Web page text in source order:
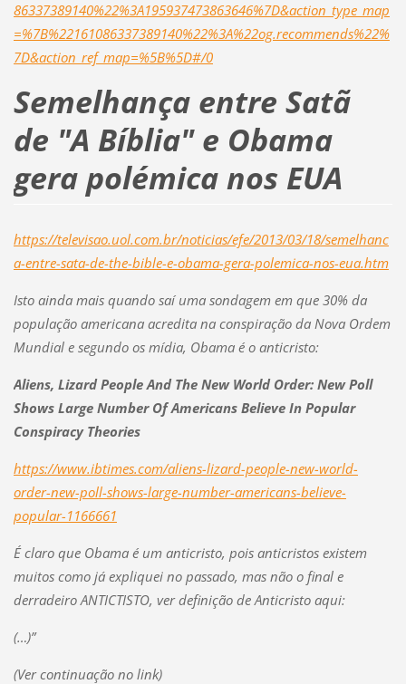
86337389140%22%3A195937473863646%7D&action_type_map
=%7B%22161086337389140%22%3A%22og.recommends%22%
7D&action_ref_map=%5B%5D#/0
Semelhança entre Satã
de "A Bíblia" e Obama
gera polémica nos EUA
https://televisao.uol.com.br/noticias/efe/2013/03/18/semelhanc
a-entre-sata-de-the-bible-e-obama-gera-polemica-nos-eua.htm
Isto ainda mais quando saí uma sondagem em que 30% da
população americana acredita na conspiração da Nova Ordem
Mundial e segundo os mídia, Obama é o anticristo:
Aliens, Lizard People And The New World Order: New Poll
Shows Large Number Of Americans Believe In Popular
Conspiracy Theories
https://www.ibtimes.com/aliens-lizard-people-new-world-
order-new-poll-shows-large-number-americans-believe-
popular-1166661
É claro que Obama é um anticristo, pois anticristos existem
muitos como já expliquei no passado, mas não o final e
derradeiro ANTICTISTO, ver definição de Anticristo aqui:
(…)”
(Ver continuação no link)